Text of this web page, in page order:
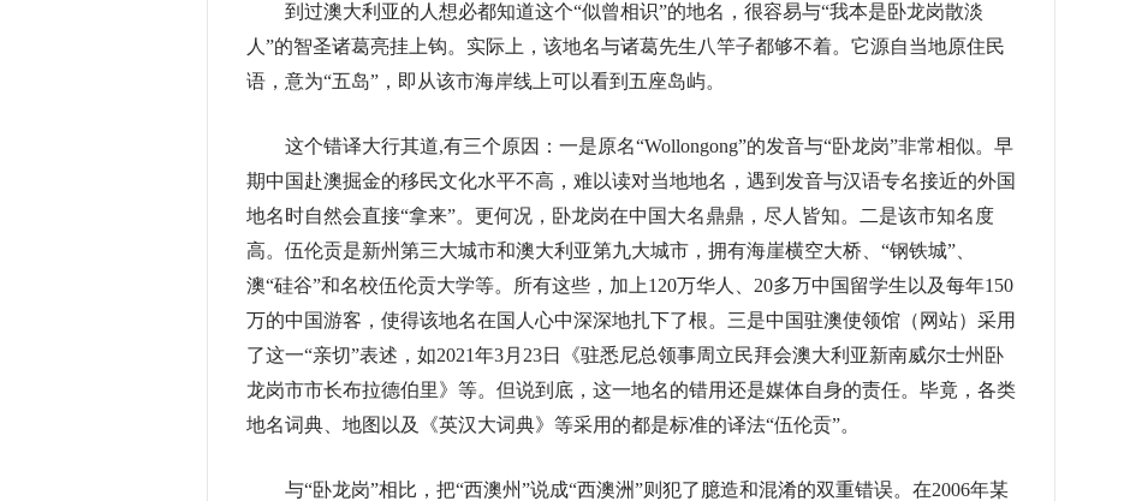
到过澳大利亚的人想必都知道这个“似曾相识”的地名，很容易与“我本是卧龙岗散淡
人”的智圣诸葛亮挂上钩。实际上，该地名与诸葛先生八竿子都够不着。它源自当地原住民
语，意为“五岛”，即从该市海岸线上可以看到五座岛屿。
这个错译大行其道,有三个原因：一是原名“Wollongong”的发音与“卧龙岗”非常相似。早
期中国赴澳掘金的移民文化水平不高，难以读对当地地名，遇到发音与汉语专名接近的外国
地名时自然会直接“拿来”。更何况，卧龙岗在中国大名鼎鼎，尽人皆知。二是该市知名度
高。伍伦贡是新州第三大城市和澳大利亚第九大城市，拥有海崖横空大桥、“钢铁城”、
澳“硅谷”和名校伍伦贡大学等。所有这些，加上120万华人、20多万中国留学生以及每年150
万的中国游客，使得该地名在国人心中深深地扎下了根。三是中国驻澳使领馆（网站）采用
了这一“亲切”表述，如2021年3月23日《驻悉尼总领事周立民拜会澳大利亚新南威尔士州卧
龙岗市市长布拉德伯里》等。但说到底，这一地名的错用还是媒体自身的责任。毕竟，各类
地名词典、地图以及《英汉大词典》等采用的都是标准的译法“伍伦贡”。
与“卧龙岗”相比，把“西澳州”说成“西澳洲”则犯了臆造和混淆的双重错误。在2006年某